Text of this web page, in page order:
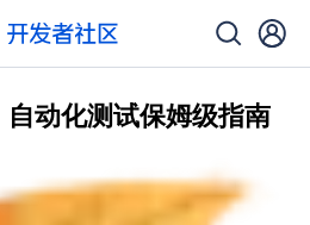
动化测试保姆级指南